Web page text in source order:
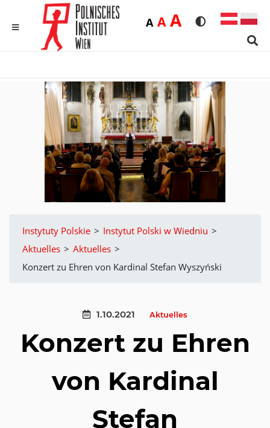
Rozmiar
ADomyślna
AŚrednia
ADużaWersja
Instytuty Polskie > Instytut Polski w Wiedniu >
Aktuelles > Aktuelles >
Konzert zu Ehren von Kardinal Stefan Wyszyński
1.10.2021 Aktuelles
Konzert zu Ehren
von Kardinal
Stefan